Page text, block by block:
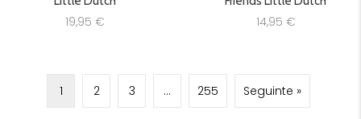
19,95 € 14,95 €
1 2 3 … 255 Seguinte »